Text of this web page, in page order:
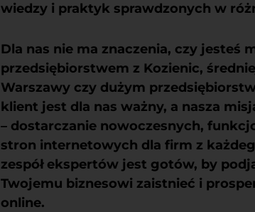
wiedzy i praktyk sprawdzonych w
Dla nas nie ma znaczenia, czy jesteś
przedsiębiorstwem z Kozienic,
Warszawy czy dużym
klient jest dla nas ważny, a nasza
– dostarczanie nowoczesnych,
stron internetowych dla firm z
zespół ekspertów jest gotów, by
Twojemu biznesowi zaistnieć i
online.